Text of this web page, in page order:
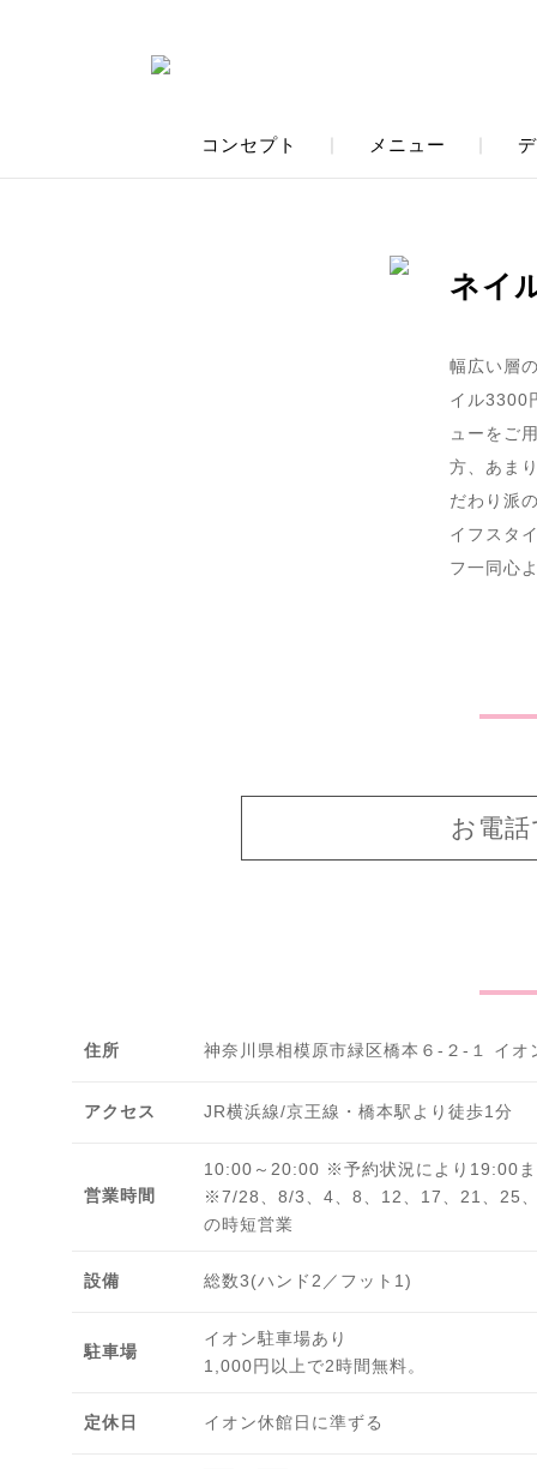
コンセプト メニュー
ネイ
幅広い層
イル3300
ューをご
方、あま
だわり派
イフスタ
フ一同心
お電
住所 神奈川県相模原市緑区橋本６‐２‐１ イ
アクセス JR横浜線/京王線・橋本駅より徒歩1分
営業時間
10:00～20:00 ※予約状況により19:00
※7/28、8/3、4、8、12、17、21、25
の時短営業
設備 総数3(ハンド2／フット1)
駐車場
イオン駐車場あり
1,000円以上で2時間無料。
定休日 イオン休館日に準ずる